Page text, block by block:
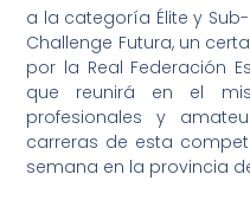
a la categoría Élite y
Challenge Futura, un
por la Real Federación
que reunirá en el
profesionales y
carreras de esta
semana en la provincia